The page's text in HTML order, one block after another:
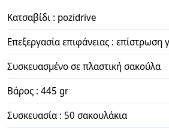
Κατσαβίδι : pozidrive
Επεξεργασία επιφάνειας : επίστρωση
Συσκευασμένο σε πλαστική σακούλα
Βάρος : 445 gr
Συσκευασία : 50 σακουλάκια